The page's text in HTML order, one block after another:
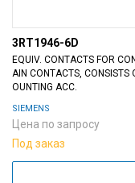
3RT1946-6D
EQUIV. CONTACTS FOR
AIN CONTACTS, CONSISTS
OUNTING ACC.
SIEMENS
Цена по запросу
Под заказ